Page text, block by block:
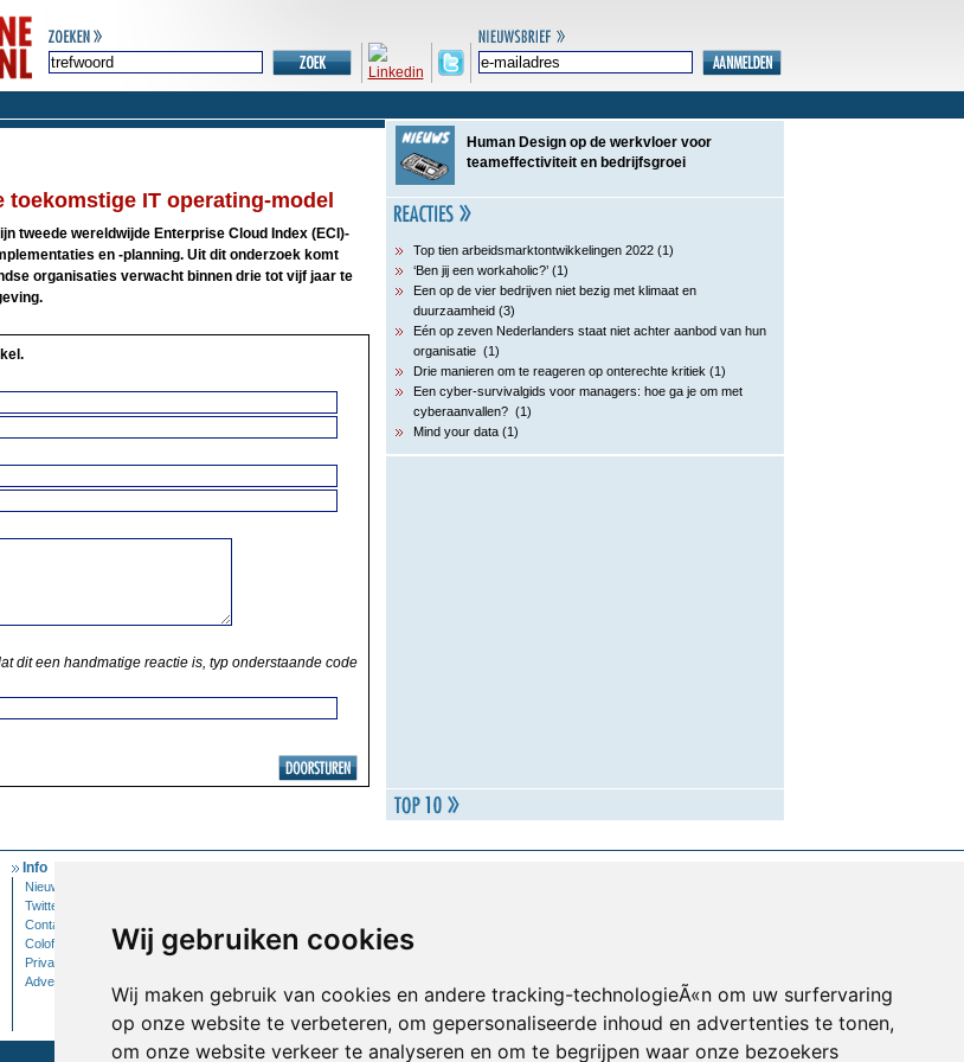
Wij gebruiken cookies
Wij maken gebruik van cookies en andere tracking-technologieÃ«n om uw surfervaring
op onze website te verbeteren, om gepersonaliseerde inhoud en advertenties te tonen,
om onze website verkeer te analyseren en om te begrijpen waar onze bezoekers
IT operating-model
tweede wereldwijde Enterprise Cloud Index (ECI)-
en -planning. Uit dit onderzoek komt
organisaties verwacht binnen drie tot vijf jaar te
dit een handmatige reactie is, typ onderstaande code
Human Design op de werkvloer voor
teameffectiviteit en bedrijfsgroei
Top tien arbeidsmarktontwikkelingen 2022 (1)
‘Ben jij een workaholic?’ (1)
Een op de vier bedrijven niet bezig met klimaat en
duurzaamheid (3)
Eén op zeven Nederlanders staat niet achter aanbod van hun
organisatie (1)
Drie manieren om te reageren op onterechte kritiek (1)
Een cyber-survivalgids voor managers: hoe ga je om met
cyberaanvallen? (1)
Mind your data (1)
Info
Nieuwsbrief
Twitter
Contact
Colofon
Privacy
Adverteren